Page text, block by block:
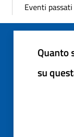
Eventi passati
Quanto
su